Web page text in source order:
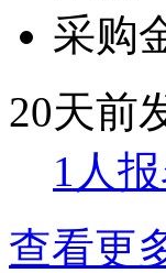
采购
20天前
1人
查看更